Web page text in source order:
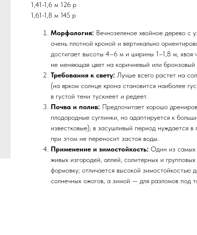
1,41-1,6 м 126 р
1,61-1,8 м 145 р
Морфология: Вечнозеленое хвойное дерево с
очень плотной кроной и вертикально
достигает высоты 4–6 м и ширины 1–1,8 м; хвоя
не меняющая цвет на коричневый или бронзовый
Требования к свету: Лучше всего растет на
(на ярком солнце крона становится наиболее
в густой тени тускнеет и редеет.
Почва и полив: Предпочитает хорошо
плодородные суглинки, но адаптируется к
известковые); в засушливый период нуждается
при этом не переносит застоя воды.
Применение и зимостойкость: Один из самых
живых изгородей, аллей, солитерных и
формовку; отличается высокой зимостойкостью
солнечных ожогов, а зимой — для разломов под